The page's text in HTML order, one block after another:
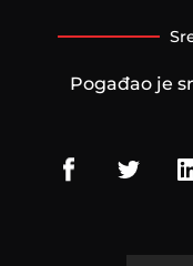
Pogađao je